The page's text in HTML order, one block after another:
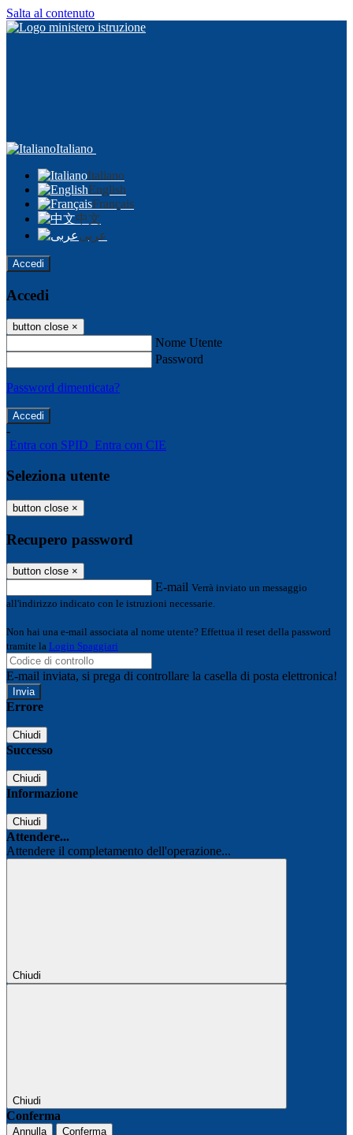
Salta al contenuto
Italiano
Italiano
English
Français
中文
عربى
Accedi
Accedi
button close ×
Nome Utente
Password
Password dimenticata?
-
Entra con SPID Entra con CIE
Seleziona utente
button close ×
Recupero password
button close ×
E-mail Verrà inviato un messaggio
all'indirizzo indicato con le istruzioni necessarie.
Non hai una e-mail associata al nome utente? Effettua il reset della password
tramite la Login Spaggiari
E-mail inviata, si prega di controllare la casella di posta elettronica!
Errore
Chiudi
Successo
Chiudi
Informazione
Chiudi
Attendere...
Attendere il completamento dell'operazione...
Chiudi
Chiudi
Conferma
Annulla Conferma